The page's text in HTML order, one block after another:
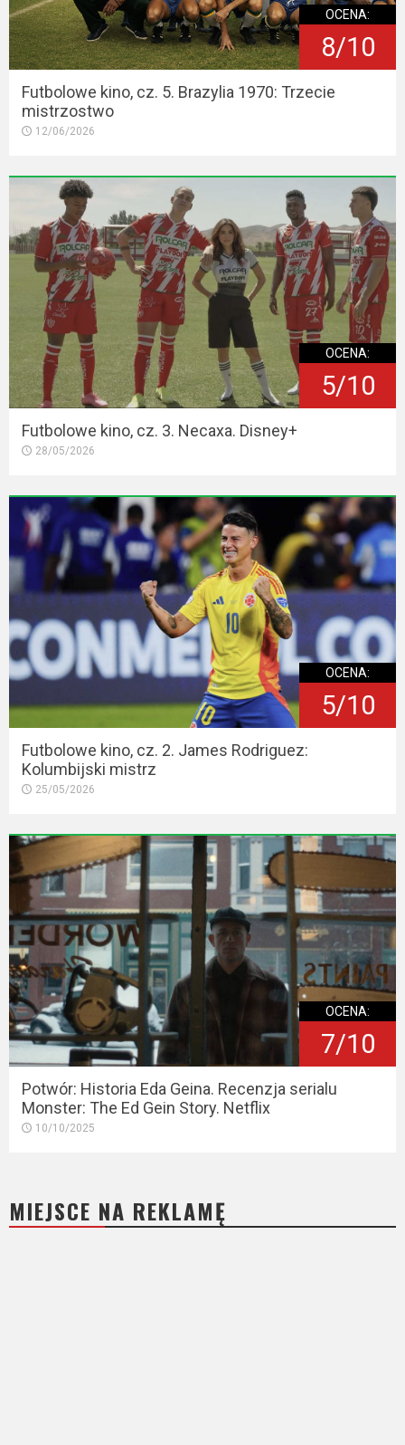
OCENA:
8/10
Futbolowe kino, cz. 5. Brazylia 1970: Trzecie
mistrzostwo
12/06/2026
OCENA:
5/10
Futbolowe kino, cz. 3. Necaxa. Disney+
28/05/2026
OCENA:
5/10
Futbolowe kino, cz. 2. James Rodriguez:
Kolumbijski mistrz
25/05/2026
OCENA:
7/10
Potwór: Historia Eda Geina. Recenzja serialu
Monster: The Ed Gein Story. Netflix
10/10/2025
MIEJSCE NA REKLAMĘ